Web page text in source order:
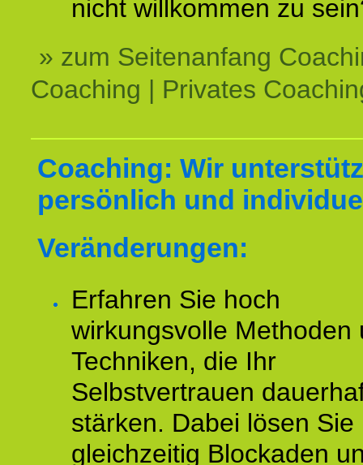
nicht willkommen zu
» zum Seitenanfang
Coaching | Privates
Coaching: Wir
persönlich und
Veränderungen:
Erfahren Sie hoch
wirkungsvolle Methoden
Techniken, die Ihr
Selbstvertrauen
stärken. Dabei lösen Sie
gleichzeitig Blockaden